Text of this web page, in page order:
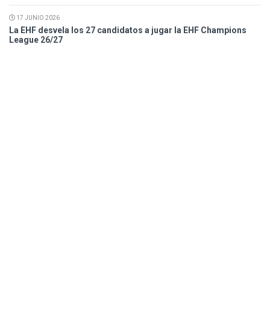
17 JUNIO 2026
La EHF desvela los 27 candidatos a jugar la EHF Champions
League 26/27